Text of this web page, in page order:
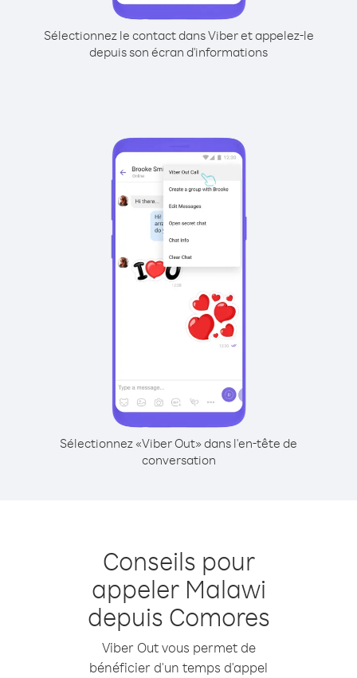
Sélectionnez le contact dans Viber et appelez-le
depuis son écran d'informations
Sélectionnez «Viber Out» dans l'en-tête de
conversation
Conseils pour
appeler Malawi
depuis Comores
Viber Out vous permet de
bénéficier d'un temps d'appel